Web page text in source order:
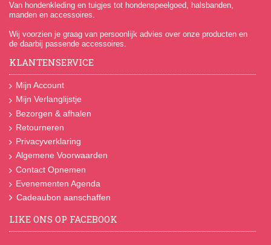
Van hondenkleding en tuigjes tot hondenspeelgoed, halsbanden,
manden en accessoires.
Wij voorzien je graag van persoonlijk advies over onze producten en
de daarbij passende accessoires.
KLANTENSERVICE
Mijn Account
Mijn Verlanglijstje
Bezorgen & afhalen
Retourneren
Privacyverklaring
Algemene Voorwaarden
Contact Opnemen
Evenementen Agenda
Cadeaubon aanschaffen
LIKE ONS OP FACEBOOK